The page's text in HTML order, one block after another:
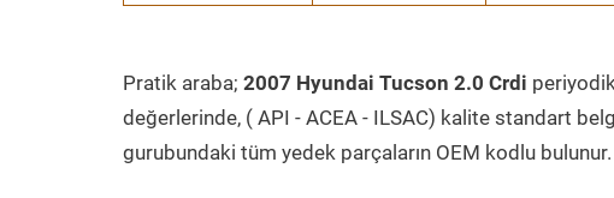
Pratik araba; 2007 Hyundai Tucson 2.0 Crdi
değerlerinde, ( API - ACEA - ILSAC) kalite standart
gurubundaki tüm yedek parçaların OEM kodlu bulunur.